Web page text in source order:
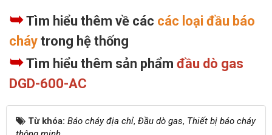
➥Tìm hiểu thêm về các các loại đầu báo
cháy trong hệ thống
➥Tìm hiểu thêm sản phẩm đầu dò gas
DGD-600-AC
Từ khóa: Báo cháy địa chỉ, Đầu dò gas, Thiết bị báo cháy